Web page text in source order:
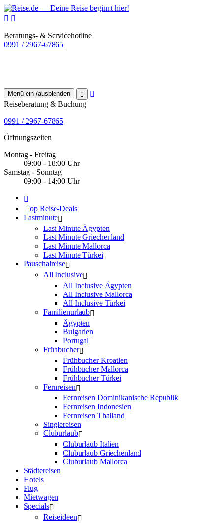
Beratungs- & Servicehotline
0991 / 2967-67865
Menü ein-/ausblenden
Reiseberatung & Buchung
0991 / 2967-67865
Öffnungszeiten
Montag - Freitag
09:00 - 18:00 Uhr
Samstag - Sonntag
09:00 - 14:00 Uhr
Top Reise-Deals
Lastminute
Last Minute Ägypten
Last Minute Griechenland
Last Minute Mallorca
Last Minute Türkei
Pauschalreise
All Inclusive
All Inclusive Ägypten
All Inclusive Mallorca
All Inclusive Türkei
Familienurlaub
Ägypten
Bulgarien
Portugal
Frühbucher
Frühbucher Kroatien
Frühbucher Mallorca
Frühbucher Türkei
Fernreisen
Fernreisen Dominikanische Republik
Fernreisen Indonesien
Fernreisen Thailand
Singlereisen
Cluburlaub
Cluburlaub Italien
Cluburlaub Griechenland
Cluburlaub Mallorca
Städtereisen
Hotels
Flug
Mietwagen
Specials
Reiseideen